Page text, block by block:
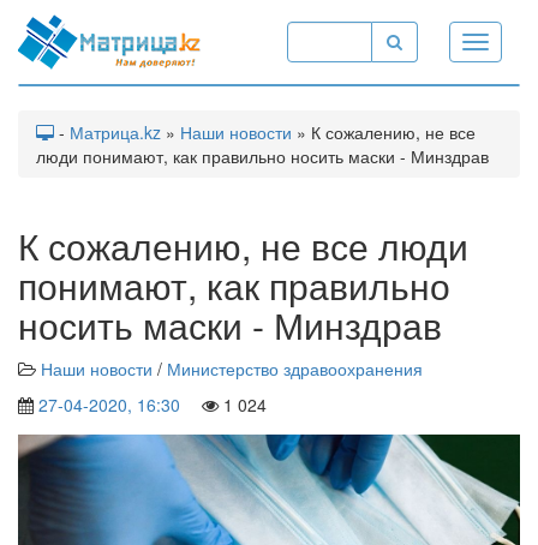
Toggle
- Матрица.kz » Наши новости » К сожалению, не все
люди понимают, как правильно носить маски - Минздрав
К сожалению, не все люди
понимают, как правильно
носить маски - Минздрав
Наши новости / Министерство здравоохранения
27-04-2020, 16:30
1 024